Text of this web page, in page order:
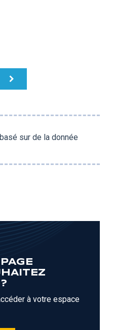
sur de la donnée
à votre espace